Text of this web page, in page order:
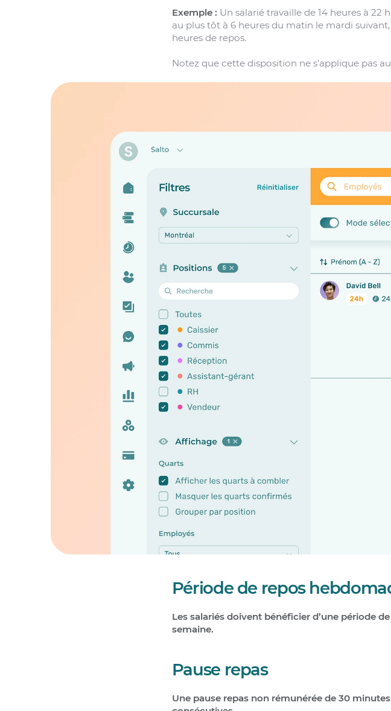
Exemple : Un salarié travaille de 14 heures à
au plus tôt à 6 heures du matin le mardi
heures de repos.
Notez que cette disposition ne s’applique pas
Période de repos
Les salariés doivent bénéficier d’une période
semaine.
Pause repas
Une pause repas non rémunérée de 30